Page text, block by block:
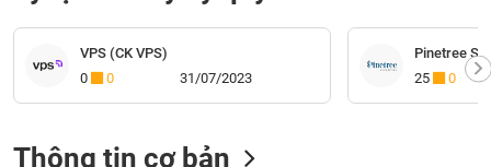
VPS (CK VPS)
0
0 31/07/2023
Pinetree
25
0
Thông tin cơ bản